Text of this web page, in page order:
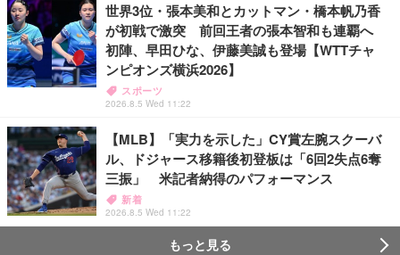
世界3位・張本美和とカットマン・橋本帆乃香
が初戦で激突 前回王者の張本智和も連覇へ
初陣、早田ひな、伊藤美誠も登場【WTTチャ
ンピオンズ横浜2026】
スポーツ
2026.8.5 Wed 11:22
【MLB】「実力を示した」CY賞左腕スクーバ
ル、ドジャース移籍後初登板は「6回2失点6奪
三振」 米記者納得のパフォーマンス
新着
2026.8.5 Wed 11:22
もっと見る